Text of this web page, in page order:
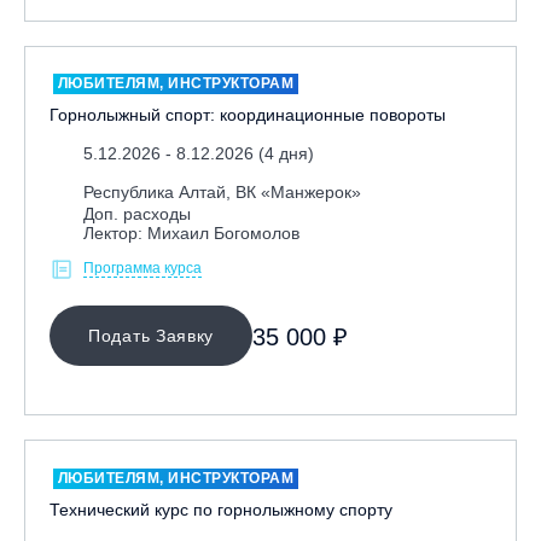
Москва, Скалодром "Атмосфера"
Москва, ул. Олеко Дундича 19/15
Московская обл., ГЛК «Красная Горка»
Московская обл., п. Чулково, ГК «Гая Северина»
Московская обл., Сергиев Посад, вейк парк Boardberry
Нижегородская обл., СК «Хабарское»
Новосибирск, ГЛК «Горский»
ЛЮБИТЕЛЯМ, ИНСТРУКТОРАМ
Горнолыжный спорт: координационные повороты
5.12.2026 - 8.12.2026 (4 дня)
Республика Алтай, ВК «Манжерок»
Доп. расходы
Лектор: Михаил Богомолов
Программа курса
Подать Заявку 35 000 ₽
ЛЮБИТЕЛЯМ, ИНСТРУКТОРАМ
Технический курс по горнолыжному спорту